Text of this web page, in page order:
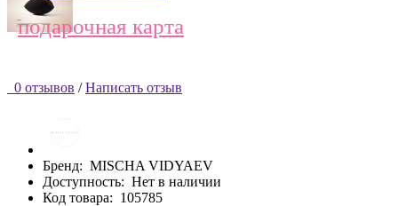
подарочная карта
0 отзывов / Написать отзыв
Бренд: MISCHA VIDYAEV
Доступность: Нет в наличии
Код товара: 105785